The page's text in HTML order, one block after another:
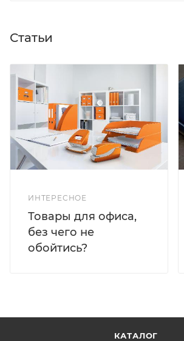
Статьи
ИНТЕРЕСНОЕ
Товары для офиса,
без чего не
обойтись?
КАТАЛОГ